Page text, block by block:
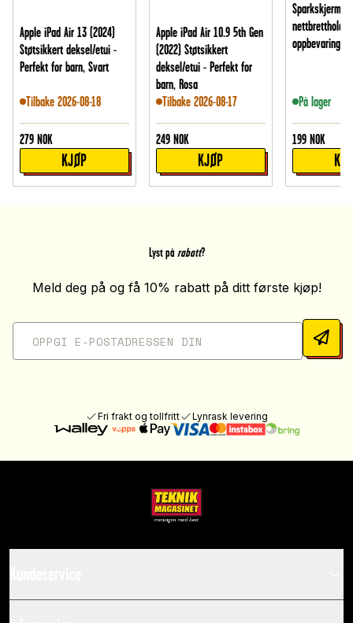
Apple iPad Air 13 (2024)
Støtsikkert deksel/etui -
Perfekt for barn, Svart
Tilbake 2026-08-18
279 NOK
KJØP
Apple iPad Air 10.9 5th Gen
(2022) Støtsikkert
deksel/etui - Perfekt for
barn, Rosa
Tilbake 2026-08-17
249 NOK
KJØP
Sparkskjerm
oppbevaring,
På lager
199 NOK
Lyst på rabatt?
Meld deg på og få 10% rabatt på ditt første kjøp!
Fri frakt og tollfritt Lynrask levering